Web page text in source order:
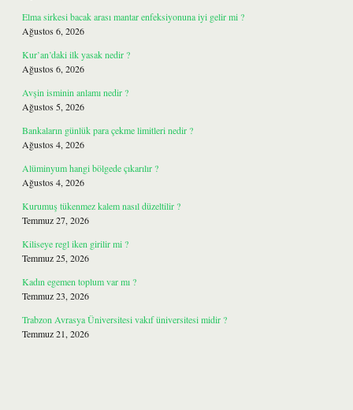
Elma sirkesi bacak arası mantar enfeksiyonuna iyi gelir mi ?
Ağustos 6, 2026
Kur’an’daki ilk yasak nedir ?
Ağustos 6, 2026
Avşin isminin anlamı nedir ?
Ağustos 5, 2026
Bankaların günlük para çekme limitleri nedir ?
Ağustos 4, 2026
Alüminyum hangi bölgede çıkarılır ?
Ağustos 4, 2026
Kurumuş tükenmez kalem nasıl düzeltilir ?
Temmuz 27, 2026
Kiliseye regl iken girilir mi ?
Temmuz 25, 2026
Kadın egemen toplum var mı ?
Temmuz 23, 2026
Trabzon Avrasya Üniversitesi vakıf üniversitesi midir ?
Temmuz 21, 2026